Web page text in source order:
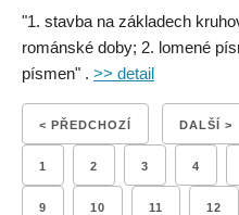
"1. stavba na základech
románské doby; 2. lomené
písmen" . >> detail
< PŘEDCHOZÍ DALŠÍ >
1 2 3 4
9 10 11 12